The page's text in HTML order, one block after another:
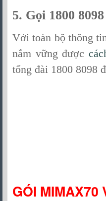
5. Gọi 1800
Với toàn bộ thông
nắm vững được
tổng đài 1800 8098
GÓI MIMAX70